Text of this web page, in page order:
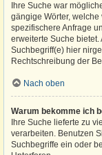
Ihre Suche war
gängige Wörter,
spezifischere Anfrage
erweiterte Suche
Suchbegriff(e) hier
Rechtschreibung der
Nach oben
Warum bekomme ich
Ihre Suche lieferte zu
verarbeiten. Benutzen
Suchbegriffe ein oder